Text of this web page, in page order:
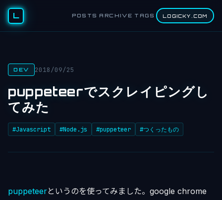
L POSTS ARCHIVE TAGS LOGICKY.COM
DEV 2018/09/25
puppeteerでスクレイピングし
てみた
#Javascript #Node.js #puppeteer #つくったもの
puppeteerというのを使ってみました。google chrome